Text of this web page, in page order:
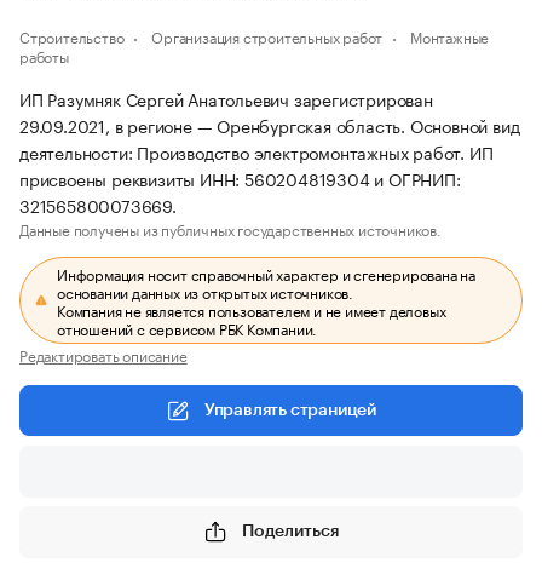
Строительство Организация строительных работ
Монтажные
работы
ИП Разумняк Сергей Анатольевич зарегистрирован
29.09.2021, в регионе — Оренбургская область. Основной вид
деятельности: Производство электромонтажных работ. ИП
присвоены реквизиты ИНН: 560204819304 и ОГРНИП:
321565800073669.
Данные получены из публичных государственных источников.
Информация носит справочный характер и сгенерирована на
основании данных из открытых источников.
Компания не является пользователем и не имеет деловых
отношений с сервисом РБК Компании.
Редактировать описание
Управлять страницей
Поделиться